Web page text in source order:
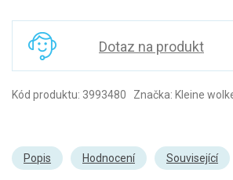
Dotaz na produkt
Kód produktu: 3993480 Značka: Kleine
Popis Hodnocení Související